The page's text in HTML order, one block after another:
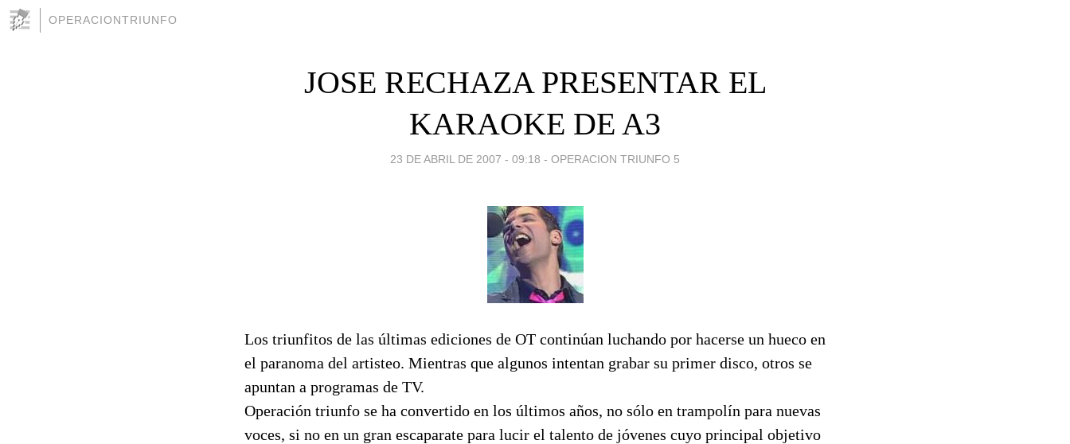
OPERACIONTRIUNFO
JOSE RECHAZA PRESENTAR EL
KARAOKE DE A3
23 DE ABRIL DE 2007 - 09:18 - OPERACION TRIUNFO 5
Los triunfitos de las últimas ediciones de OT continúan luchando por hacerse un hueco en
el paranoma del artisteo. Mientras que algunos intentan grabar su primer disco, otros se
apuntan a programas de TV.
Operación triunfo se ha convertido en los últimos años, no sólo en trampolín para nuevas
voces, si no en un gran escaparate para lucir el talento de jóvenes cuyo principal objetivo